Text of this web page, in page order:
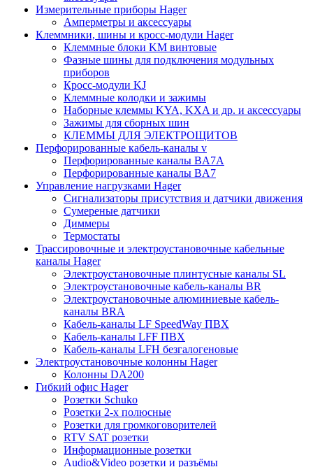
Измерительные приборы Hager
Амперметры и аксессуары
Клеммники, шины и кросс-модули Hager
Клеммные блоки KM винтовые
Фазные шины для подключения модульных
приборов
Кросс-модули KJ
Клеммные колодки и зажимы
Наборные клеммы KYA, KXA и др. и аксессуары
Зажимы для сборных шин
КЛЕММЫ ДЛЯ ЭЛЕКТРОЩИТОВ
Перфорированные кабель-каналы v
Перфорированные каналы BA7A
Перфорированные каналы BA7
Управление нагрузками Hager
Сигнализаторы присутствия и датчики движения
Сумереные датчики
Диммеры
Термостаты
Трассировочные и электроустановочные кабельные
каналы Hager
Электроустановочные плинтусные каналы SL
Электроустановочные кабель-каналы BR
Электроустановочные алюминиевые кабель-
каналы BRA
Кабель-каналы LF SpeedWay ПВХ
Кабель-каналы LFF ПВХ
Кабель-каналы LFH безгалогеновые
Электроустановочные колонны Hager
Колонны DA200
Гибкий офис Hager
Розетки Schuko
Розетки 2-х полюсные
Розетки для громкоговорителей
RTV SAT розетки
Информационные розетки
Audio&Video розетки и разъёмы